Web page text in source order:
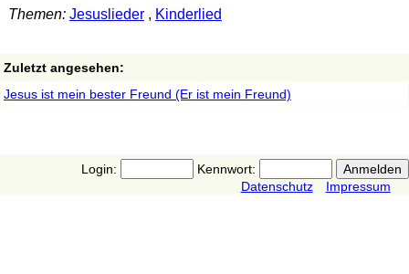
Themen: Jesuslieder, Kinderlied
Zuletzt angesehen:
Jesus ist mein bester Freund (Er ist mein Freund)
Login:
Kennwort:
Datenschutz
Impressum